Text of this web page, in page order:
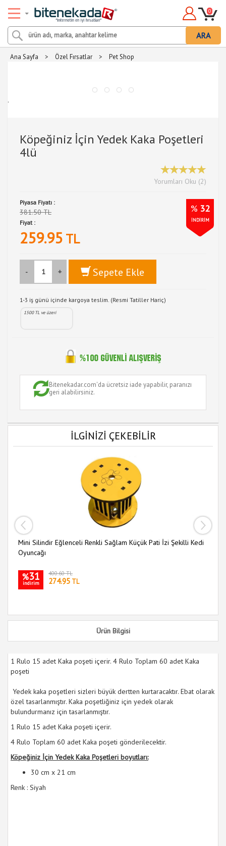
ARA
0
Ana Sayfa > Özel Fırsatlar > Pet Shop
.
Köpeğiniz İçin Yedek Kaka Poşetleri
4lü
Yorumları Oku (2)
Piyasa Fiyatı :
381.50 TL % 32
İNDİRİM
Fiyat :
259.95 TL
- + Sepete Ekle
1-3 iş günü içinde kargoya teslim. (Resmi Tatiller Hariç)
1500 TL ve üzeri
Bitenekadar.com'da ücretsiz iade yapabilir, paranızı
geri alabilirsiniz.
İLGİNİZİ ÇEKEBİLİR
Mini Silindir Eğlenceli Renkli Sağlam Küçük Pati İzi Şekilli Kedi
Oyuncağı
%31
indirim
400.60 TL
274.95 TL
Ürün Bilgisi
1 Rulo 15 adet Kaka poşeti içerir. 4 Rulo Toplam 60 adet Kaka
poşeti
Yedek kaka poşetleri sizleri büyük dertten kurtaracaktır. Ebat olarak
özel tasarlanmıştır. Kaka poşetliğiniz için yedek olarak
bulundurmanız için tasarlanmıştır.
1 Rulo 15 adet Kaka poşeti içerir.
4 Rulo Toplam 60 adet Kaka poşeti gönderilecektir.
Köpeğiniz İçin Yedek Kaka Poşetleri boyutları:
30 cm x 21 cm
Renk : Siyah